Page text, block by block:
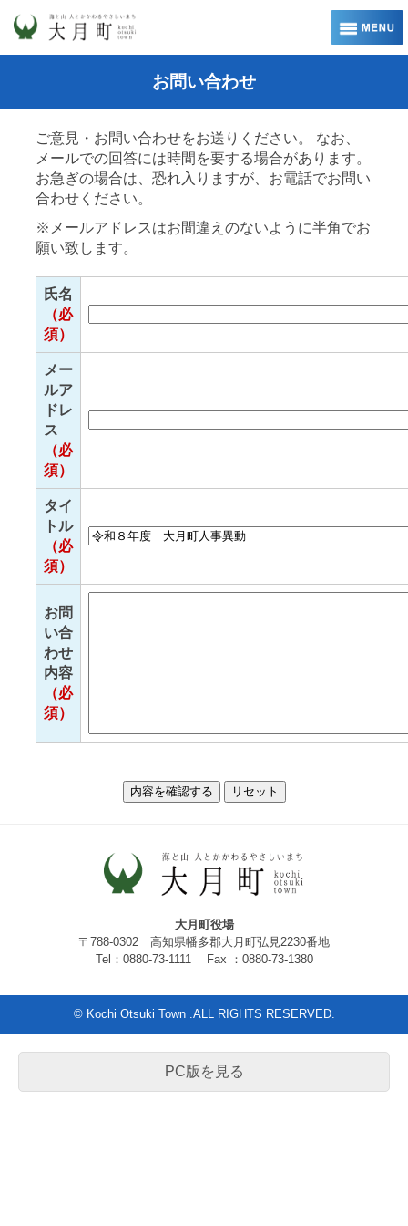
お問い合わせ
ご意見・お問い合わせをお送りください。 なお、
メールでの回答には時間を要する場合があります。
お急ぎの場合は、恐れ入りますが、お電話でお問い
合わせください。
※メールアドレスはお間違えのないように半角でお
願い致します。
氏名
（必
須）
メー
ルア
ドレ
ス
（必
須）
タイ
トル
（必
須）
お問
い合
わせ
内容
（必
須）
大月町役場
〒788-0302 高知県幡多郡大月町弘見2230番地
Tel：0880-73-1111 Fax ：0880-73-1380
© Kochi Otsuki Town .ALL RIGHTS RESERVED.
PC版を見る